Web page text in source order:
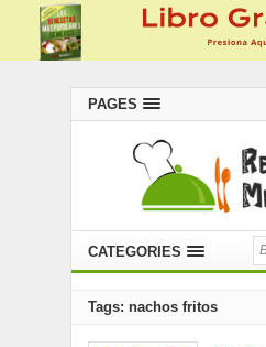
PAGES
CATEGORIES
Tags: nachos fritos